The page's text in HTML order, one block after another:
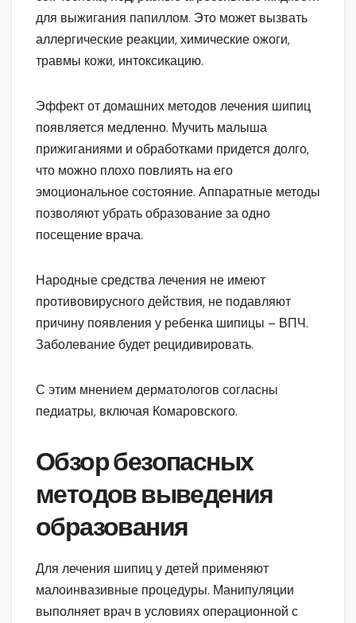
для выжигания папиллом. Это может вызвать
аллергические реакции, химические ожоги,
травмы кожи, интоксикацию.
Эффект от домашних методов лечения шипиц
появляется медленно. Мучить малыша
прижиганиями и обработками придется долго,
что можно плохо повлиять на его
эмоциональное состояние. Аппаратные методы
позволяют убрать образование за одно
посещение врача.
Народные средства лечения не имеют
противовирусного действия, не подавляют
причину появления у ребенка шипицы – ВПЧ.
Заболевание будет рецидивировать.
С этим мнением дерматологов согласны
педиатры, включая Комаровского.
Обзор безопасных
методов выведения
образования
Для лечения шипиц у детей применяют
малоинвазивные процедуры. Манипуляции
выполняет врач в условиях операционной с